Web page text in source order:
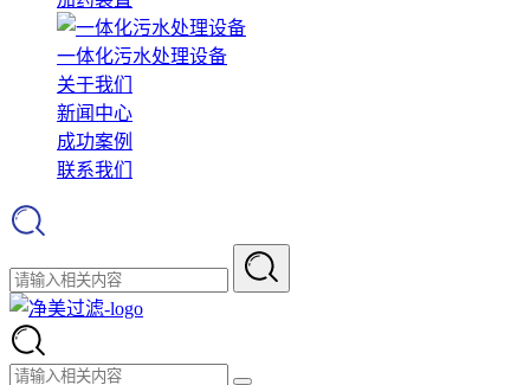
一体化污水处理设备
关于我们
新闻中心
成功案例
联系我们